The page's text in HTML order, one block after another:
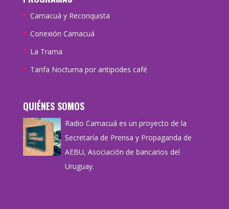
Camacuá y Reconquista
Conexión Camacuá
La Trama
Tarifa Nocturna por antipodes café
QUIÉNES SOMOS
Radio Camacuá es un proyecto de la
Secretaría de Prensa y Propaganda de
AEBU, Asociación de bancarios del
Uruguay.